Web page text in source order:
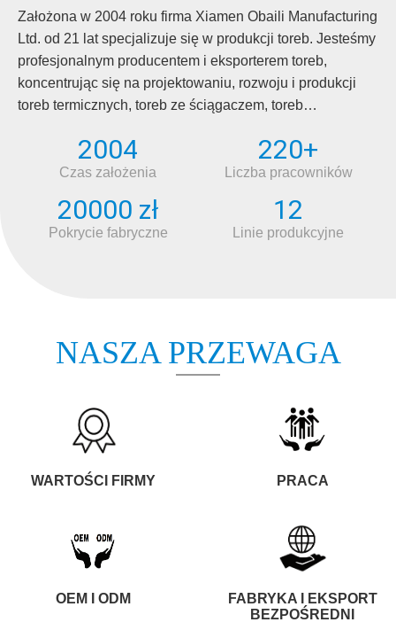
Założona w 2004 roku firma Xiamen Obaili Manufacturing
Ltd. od 21 lat specjalizuje się w produkcji toreb. Jesteśmy
profesjonalnym producentem i eksporterem toreb,
koncentrując się na projektowaniu, rozwoju i produkcji
toreb termicznych, toreb ze ściągaczem, toreb
narzędziowych oraz innych toreb rekreacyjnych do
podróży, uprawiania sportu i biwakowania.
2004
Czas założenia
220+
Liczba pracowników
20000 zł
Pokrycie fabryczne
12
Linie produkcyjne
NASZA PRZEWAGA
WARTOŚCI FIRMY PRACA
OEM I ODM
FABRYKA I EKSPORT
BEZPOŚREDNI